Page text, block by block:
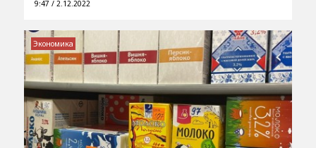
9:47 / 2.12.2022
Экономика